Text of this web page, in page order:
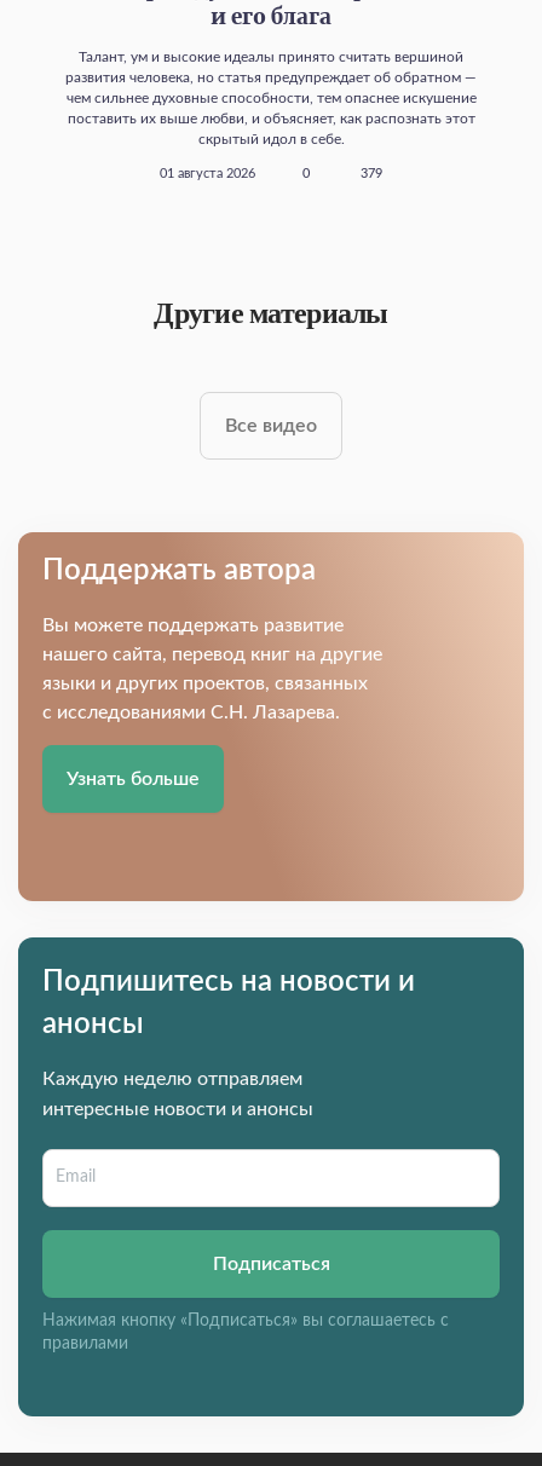
и его блага
Талант, ум и высокие идеалы принято считать вершиной
развития человека, но статья предупреждает об обратном —
чем сильнее духовные способности, тем опаснее искушение
поставить их выше любви, и объясняет, как распознать этот
скрытый идол в себе.
01 августа 2026 0 379
Другие материалы
Все видео
Поддержать автора
Вы можете поддержать развитие
нашего сайта, перевод книг на другие
языки и других проектов, связанных
с исследованиями С.Н. Лазарева.
Узнать больше
Подпишитесь на новости и
анонсы
Каждую неделю отправляем
интересные новости и анонсы
Подписаться
Нажимая кнопку «Подписаться» вы соглашаетесь с
правилами